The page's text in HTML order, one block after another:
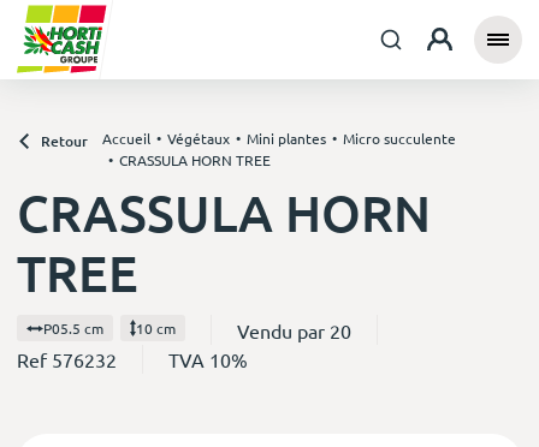
Retour Accueil Végétaux Mini plantes
Micro succulente
CRASSULA HORN TREE
CRASSULA HORN
TREE
P05.5 cm 10 cm
Vendu par 20
Ref 576232
TVA 10%